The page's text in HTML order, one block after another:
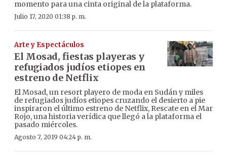
momento para una cinta original de la plataforma.
Julio 17, 2020 01:38 p. m.
Arte y Espectáculos
El Mosad, fiestas playeras y
refugiados judíos etiopes en
estreno de Netflix
El Mosad, un resort playero de moda en Sudán y miles
de refugiados judíos etiopes cruzando el desierto a pie
inspiraron el último estreno de Netflix, Rescate en el Mar
Rojo, una historia verídica que llegó a la plataforma el
pasado miércoles.
Agosto 7, 2019 04:24 p. m.